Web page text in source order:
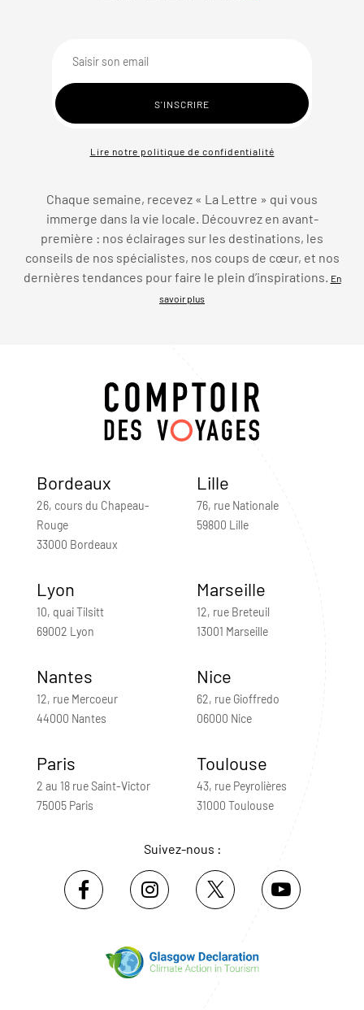
Lire notre politique de confidentialité
Chaque semaine, recevez « La Lettre » qui vous
immerge dans la vie locale. Découvrez en avant-
première : nos éclairages sur les destinations, les
conseils de nos spécialistes, nos coups de cœur, et nos
dernières tendances pour faire le plein d’inspirations. En
savoir plus
Bordeaux
26, cours du Chapeau-
Rouge
33000 Bordeaux
Lille
76, rue Nationale
59800 Lille
Lyon
10, quai Tilsitt
69002 Lyon
Marseille
12, rue Breteuil
13001 Marseille
Nantes
12, rue Mercoeur
44000 Nantes
Nice
62, rue Gioffredo
06000 Nice
Paris
2 au 18 rue Saint-Victor
75005 Paris
Toulouse
43, rue Peyrolières
31000 Toulouse
Suivez-nous :